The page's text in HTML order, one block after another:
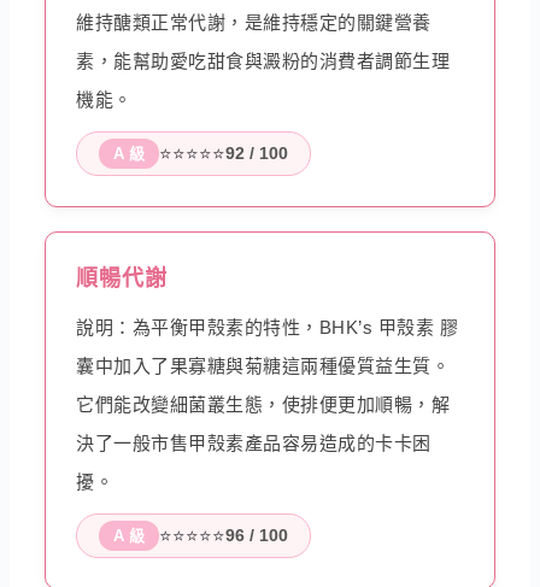
維持醣類正常代謝，是維持穩定的關鍵營養
素，能幫助愛吃甜食與澱粉的消費者調節生理
機能。
A 級 ⭐⭐⭐⭐⭐92 / 100
順暢代謝
說明：為平衡甲殼素的特性，BHK’s 甲殼素 膠
囊中加入了果寡糖與菊糖這兩種優質益生質。
它們能改變細菌叢生態，使排便更加順暢，解
決了一般市售甲殼素產品容易造成的卡卡困
擾。
A 級 ⭐⭐⭐⭐⭐96 / 100